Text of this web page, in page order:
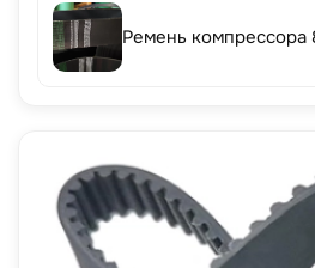
Ремень компрессора